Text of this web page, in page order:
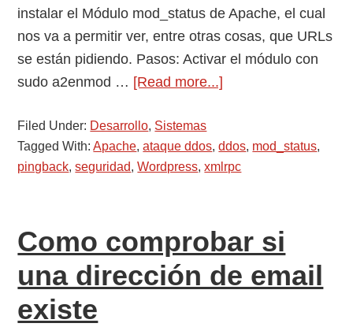
instalar el Módulo mod_status de Apache, el cual
nos va a permitir ver, entre otras cosas, que URLs
se están pidiendo. Pasos: Activar el módulo con
sudo a2enmod … [Read more...]
el
WordPress
ataque
DDOS
mediante
Filed Under: Desarrollo, Sistemas
Tagged With:Apache,ataque ddos,ddos, mod_status,
pingback,seguridad,Wordpress,xmlrpc
Como comprobar si
una dirección de email
existe